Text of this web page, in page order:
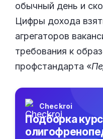
обычный день и
Цифры дохода
агрегаторов
требования к
профстандарта «
Checkroi
Подборка